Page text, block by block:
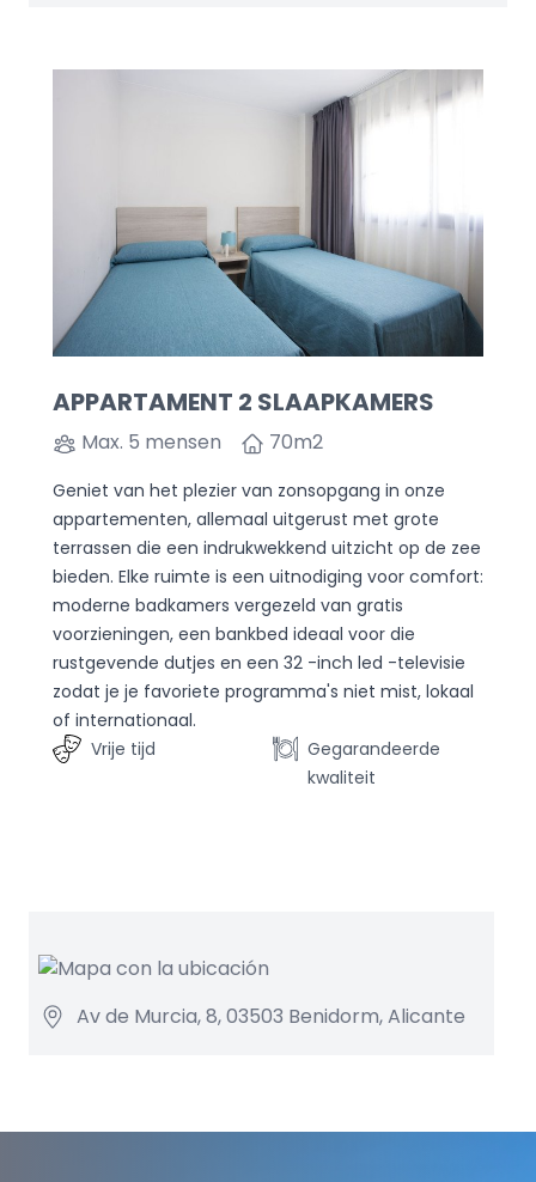
APPARTAMENT 2 SLAAPKAMERS
Max. 5 mensen 70m2
Geniet van het plezier van zonsopgang in onze
appartementen, allemaal uitgerust met grote
terrassen die een indrukwekkend uitzicht op de zee
bieden. Elke ruimte is een uitnodiging voor comfort:
moderne badkamers vergezeld van gratis
voorzieningen, een bankbed ideaal voor die
rustgevende dutjes en een 32 -inch led -televisie
zodat je je favoriete programma's niet mist, lokaal
of internationaal.
Vrije tijd
Gegarandeerde
kwaliteit
Av de Murcia, 8, 03503 Benidorm, Alicante